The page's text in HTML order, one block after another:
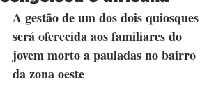
A gestão de um dos dois quiosques
será oferecida aos familiares do
jovem morto a pauladas no bairro
da zona oeste